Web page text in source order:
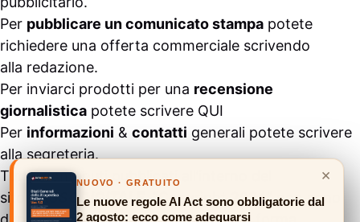
Per pubblicare un comunicato stampa potete
richiedere una offerta commerciale scrivendo
alla redazione.
Per inviarci prodotti per una recensione
giornalistica potete scrivere QUI
Per informazioni & contatti generali potete scrivere
alla segreteria.
Tutti i contenuti pubblicati all’interno del
sito #ASSODIGITALE.“Copyright 2024” non sono
×
NUOVO · GRATUITO
Le nuove regole AI Act sono obbligatorie dal
2 agosto: ecco come adeguarsi